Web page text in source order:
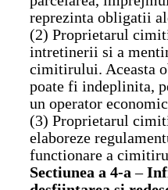
reprezinta obligatii
(2) Proprietarul
intretinerii si a
cimitirului. Aceasta
poate fi indeplinita,
un operator
(3) Proprietarul
elaboreze
functionare a
Sectiunea a 4-a –